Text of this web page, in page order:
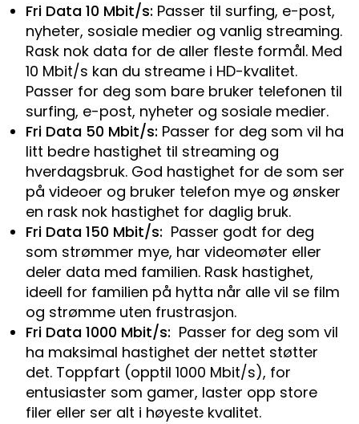
Fri Data 10 Mbit/s: Passer til surfing, e-post,
nyheter, sosiale medier og vanlig streaming.
Rask nok data for de aller fleste formål. Med
10 Mbit/s kan du streame i HD-kvalitet.
Passer for deg som bare bruker telefonen til
surfing, e-post, nyheter og sosiale medier.
Fri Data 50 Mbit/s: Passer for deg som vil ha
litt bedre hastighet til streaming og
hverdagsbruk. God hastighet for de som ser
på videoer og bruker telefon mye og ønsker
en rask nok hastighet for daglig bruk.
Fri Data 150 Mbit/s: Passer godt for deg
som strømmer mye, har videomøter eller
deler data med familien. Rask hastighet,
ideell for familien på hytta når alle vil se film
og strømme uten frustrasjon.
Fri Data 1000 Mbit/s: Passer for deg som vil
ha maksimal hastighet der nettet støtter
det. Toppfart (opptil 1000 Mbit/s), for
entusiaster som gamer, laster opp store
filer eller ser alt i høyeste kvalitet.